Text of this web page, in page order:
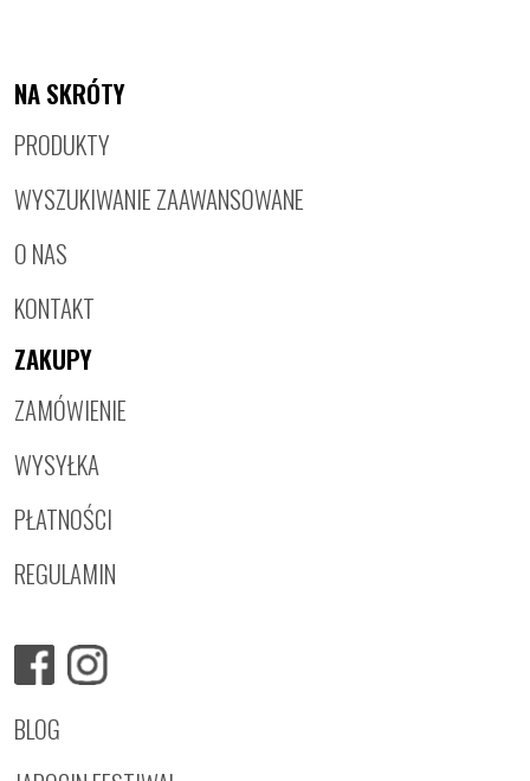
NA SKRÓTY
PRODUKTY
WYSZUKIWANIE ZAAWANSOWANE
O NAS
KONTAKT
ZAKUPY
ZAMÓWIENIE
WYSYŁKA
PŁATNOŚCI
REGULAMIN
BLOG